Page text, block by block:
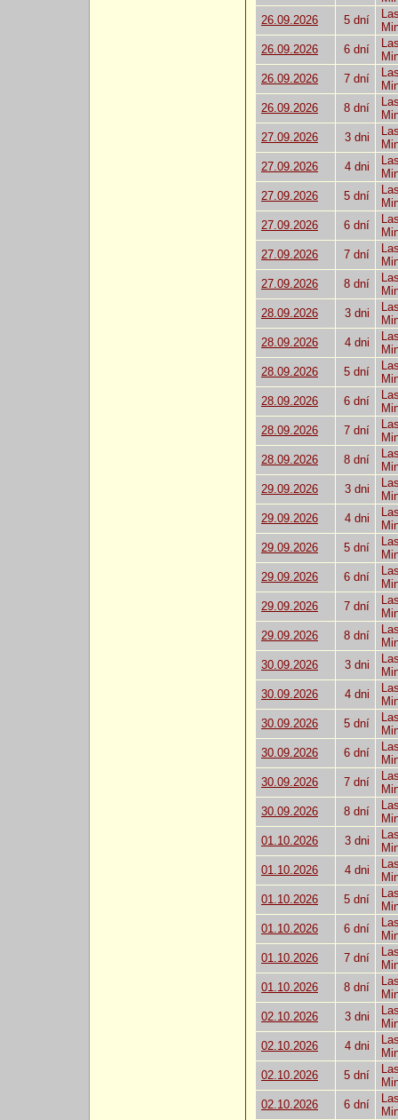
26.09.2026
5 dní
26.09.2026
6 dní
26.09.2026
7 dní
26.09.2026
8 dní
27.09.2026
3 dni
27.09.2026
4 dni
27.09.2026
5 dní
27.09.2026
6 dní
27.09.2026
7 dní
27.09.2026
8 dní
28.09.2026
3 dni
28.09.2026
4 dni
28.09.2026
5 dní
28.09.2026
6 dní
28.09.2026
7 dní
28.09.2026
8 dní
29.09.2026
3 dni
29.09.2026
4 dni
29.09.2026
5 dní
29.09.2026
6 dní
29.09.2026
7 dní
29.09.2026
8 dní
30.09.2026
3 dni
30.09.2026
4 dni
30.09.2026
5 dní
30.09.2026
6 dní
30.09.2026
7 dní
30.09.2026
8 dní
01.10.2026
3 dni
01.10.2026
4 dni
01.10.2026
5 dní
01.10.2026
6 dní
01.10.2026
7 dní
01.10.2026
8 dní
02.10.2026
3 dni
02.10.2026
4 dni
02.10.2026
5 dní
02.10.2026
6 dní